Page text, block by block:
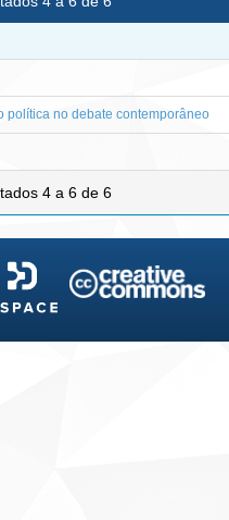
política no debate contemporâneo
4 a 6 de 6